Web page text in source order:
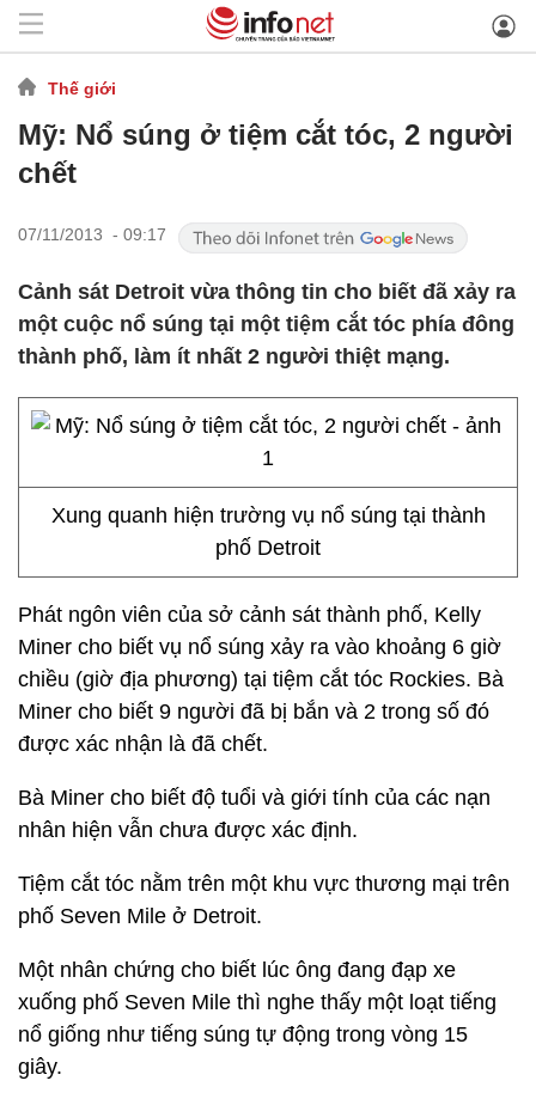
Thế giới
Mỹ: Nổ súng ở tiệm cắt tóc, 2 người
chết
07/11/2013 - 09:17
Cảnh sát Detroit vừa thông tin cho biết đã xảy ra
một cuộc nổ súng tại một tiệm cắt tóc phía đông
thành phố, làm ít nhất 2 người thiệt mạng.
Xung quanh hiện trường vụ nổ súng tại thành
phố Detroit
Phát ngôn viên của sở cảnh sát thành phố, Kelly
Miner cho biết vụ nổ súng xảy ra vào khoảng 6 giờ
chiều (giờ địa phương) tại tiệm cắt tóc Rockies. Bà
Miner cho biết 9 người đã bị bắn và 2 trong số đó
được xác nhận là đã chết.
Bà Miner cho biết độ tuổi và giới tính của các nạn
nhân hiện vẫn chưa được xác định.
Tiệm cắt tóc nằm trên một khu vực thương mại trên
phố Seven Mile ở Detroit.
Một nhân chứng cho biết lúc ông đang đạp xe
xuống phố Seven Mile thì nghe thấy một loạt tiếng
nổ giống như tiếng súng tự động trong vòng 15
giây.